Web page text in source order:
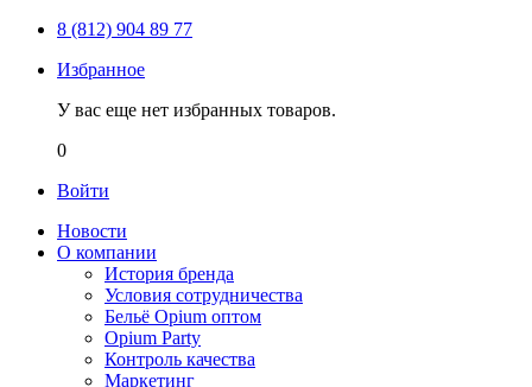
8 (812) 904 89 77
Избранное
У вас еще нет избранных товаров.
0
Войти
Новости
О компании
История бренда
Условия сотрудничества
Бельё Opium оптом
Opium Party
Контроль качества
Маркетинг